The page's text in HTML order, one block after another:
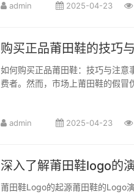
admin 2025-04-23
购买正品莆田鞋的技巧
如何购买正品莆田鞋：技巧与注意
费者。然而，市场上莆田鞋的假冒
admin 2025-04-23
深入了解莆田鞋logo的
莆田鞋Logo的起源莆田鞋的Logo